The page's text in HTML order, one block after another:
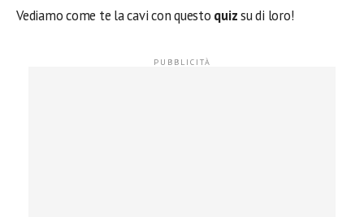
Vediamo come te la cavi con questo quizsu di loro!